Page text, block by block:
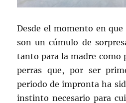
Desde el momento en
son un cúmulo de
tanto para la madre como
perras que, por ser
periodo de impronta ha
instinto necesario para